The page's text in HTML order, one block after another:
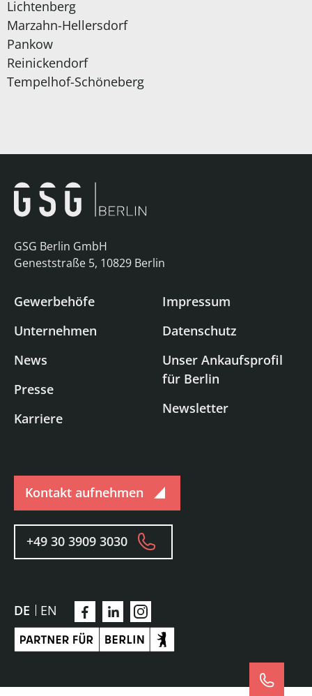
Lichtenberg
Marzahn-Hellersdorf
Pankow
Reinickendorf
Tempelhof-Schöneberg
GSG Berlin GmbH
Geneststraße 5, 10829 Berlin
Gewerbehöfe
Unternehmen
News
Presse
Karriere
Impressum
Datenschutz
Unser Ankaufsprofil
für Berlin
Newsletter
Kontakt aufnehmen
+49 30 3909 3030
DE EN